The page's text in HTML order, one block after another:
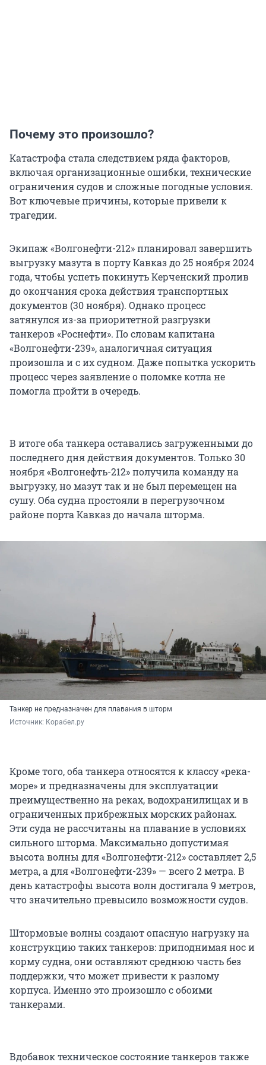
Почему это произошло?
Катастрофа стала следствием ряда факторов,
включая организационные ошибки, технические
ограничения судов и сложные погодные условия.
Вот ключевые причины, которые привели к
трагедии.
Экипаж «Волгонефти-212» планировал завершить
выгрузку мазута в порту Кавказ до 25 ноября 2024
года, чтобы успеть покинуть Керченский пролив
до окончания срока действия транспортных
документов (30 ноября). Однако процесс
затянулся из-за приоритетной разгрузки
танкеров «Роснефти». По словам капитана
«Волгонефти-239», аналогичная ситуация
произошла и с их судном. Даже попытка ускорить
процесс через заявление о поломке котла не
помогла пройти в очередь.
В итоге оба танкера оставались загруженными до
последнего дня действия документов. Только 30
ноября «Волгонефть-212» получила команду на
выгрузку, но мазут так и не был перемещен на
сушу. Оба судна простояли в перегрузочном
районе порта Кавказ до начала шторма.
Танкер не предназначен для плавания в шторм
Источник: Корабел.ру
Кроме того, оба танкера относятся к классу «река-
море» и предназначены для эксплуатации
преимущественно на реках, водохранилищах и в
ограниченных прибрежных морских районах.
Эти суда не рассчитаны на плавание в условиях
сильного шторма. Максимально допустимая
высота волны для «Волгонефти-212» составляет 2,5
метра, а для «Волгонефти-239» — всего 2 метра. В
день катастрофы высота волн достигала 9 метров,
что значительно превысило возможности судов.
Штормовые волны создают опасную нагрузку на
конструкцию таких танкеров: приподнимая нос и
корму судна, они оставляют среднюю часть без
поддержки, что может привести к разлому
корпуса. Именно это произошло с обоими
танкерами.
Вдобавок техническое состояние танкеров также